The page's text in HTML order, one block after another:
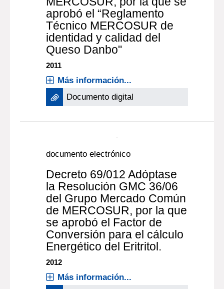
aprobó el “Reglamento
Técnico MERCOSUR de
identidad y calidad del
Queso Danbo"
2011
Más información...
Documento digital
documento electrónico
Decreto 69/012 Adóptase
la Resolución GMC 36/06
del Grupo Mercado Común
de MERCOSUR, por la que
se aprobó el Factor de
Conversión para el cálculo
Energético del Eritritol.
2012
Más información...